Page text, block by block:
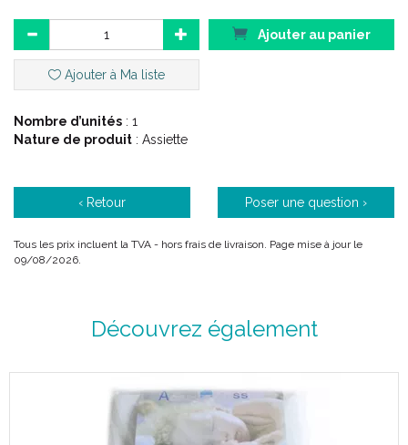
servant que d' une seule main ou rencontrant des difficultés
pour attraper la nourriture avec des couverts.
Ne pas utiliser au micro-ondes.
Diamètre = 28 x 19.5 cm.
Matière : plastique mélaminé.
Poids = 270 g.
Code EAN : 5028318027545
Ajouter au panier
Ajouter à Ma liste
Nombre d’unités : 1
Nature de produit : Assiette
‹ Retour Poser une question ›
Tous les prix incluent la TVA - hors frais de livraison. Page mise à jour le
09/08/2026.
Découvrez également